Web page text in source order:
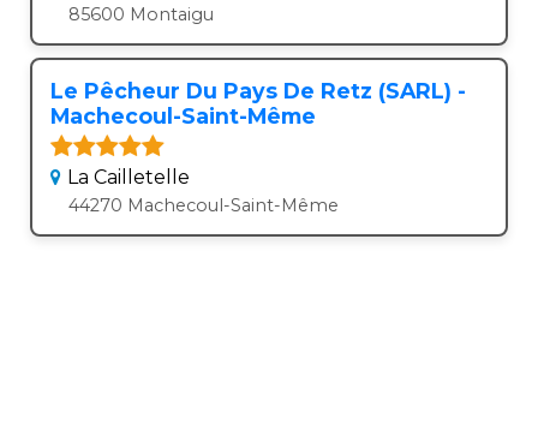
85600 Montaigu
Le Pêcheur Du Pays De Retz (SARL) -
Machecoul-Saint-Même
La Cailletelle
44270 Machecoul-Saint-Même